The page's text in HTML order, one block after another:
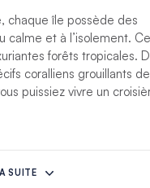
chaque île possède des
et à l’isolement.
forêts tropicales.
coralliens grouillants
puissiez vivre un
à St Martin offre une
SUITE